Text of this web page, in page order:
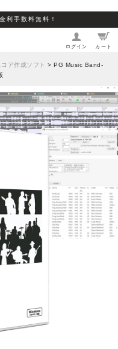
利手数料無料！
ログイン カート
ア作成ソフト > PG Music Band-